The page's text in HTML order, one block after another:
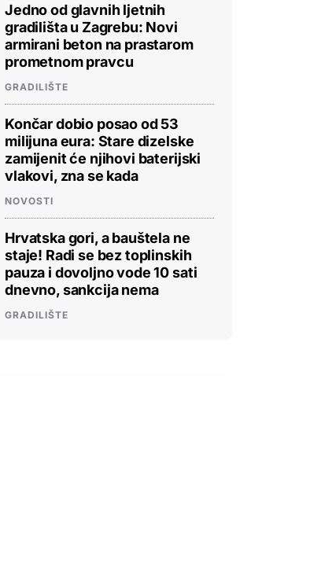
Jedno od glavnih ljetnih
gradilišta u Zagrebu: Novi
armirani beton na prastarom
prometnom pravcu
GRADILIŠTE
Končar dobio posao od 53
milijuna eura: Stare dizelske
zamijenit će njihovi baterijski
vlakovi, zna se kada
NOVOSTI
Hrvatska gori, a bauštela ne
staje! Radi se bez toplinskih
pauza i dovoljno vode 10 sati
dnevno, sankcija nema
GRADILIŠTE